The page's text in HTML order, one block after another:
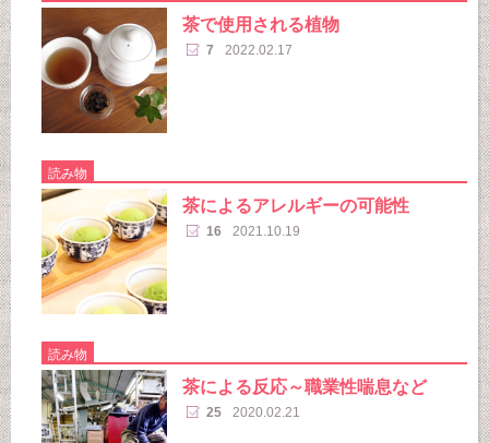
茶で使用される植物
7 2022.02.17
読み物
茶によるアレルギーの可能性
16 2021.10.19
読み物
茶による反応～職業性喘息など
25 2020.02.21